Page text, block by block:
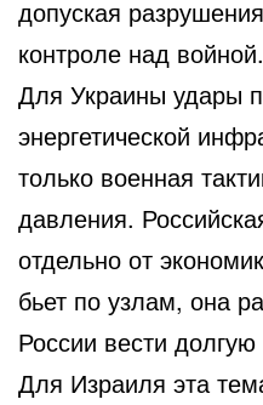
допуская
контроле над войной.
Для Украины удары
энергетической
только военная
давления.
отдельно от
бьет по узлам, она
России вести долгую
Для Израиля эта